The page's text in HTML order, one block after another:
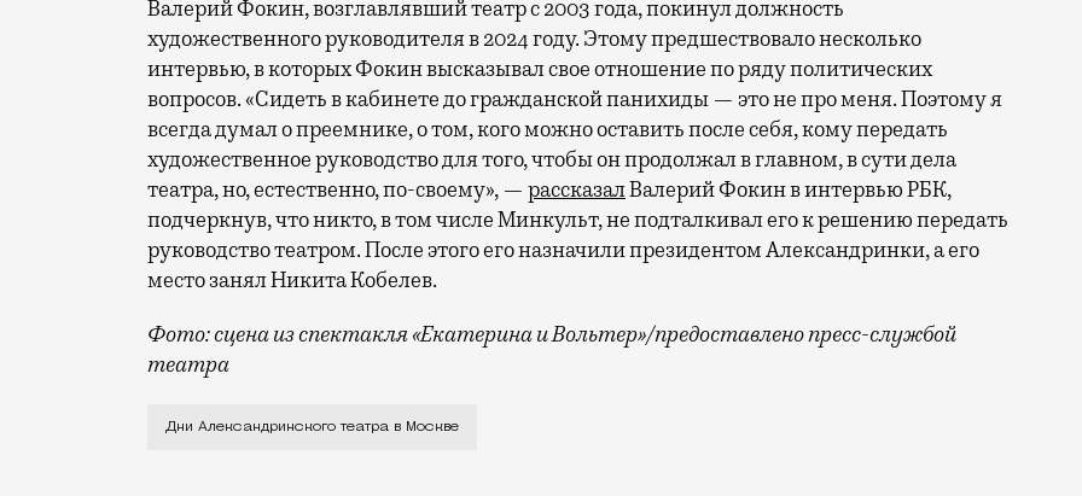
Валерий Фокин, возглавлявший театр с 2003 года, покинул должность
художественного руководителя в 2024 году. Этому предшествовало несколько
интервью, в которых Фокин высказывал свое отношение по ряду политических
вопросов. «Сидеть в кабинете до гражданской панихиды — это не про меня. Поэтому я
всегда думал о преемнике, о том, кого можно оставить после себя, кому передать
художественное руководство для того, чтобы он продолжал в главном, в сути дела
театра, но, естественно, по-своему», — рассказалВалерий Фокин в интервью РБК,
подчеркнув, что никто, в том числе Минкульт, не подталкивал его к решению передать
руководство театром. После этого его назначили президентом Александринки, а его
место занял Никита Кобелев.
Фото: сцена из спектакля «Екатерина и Вольтер»/предоставлено пресс-службой
театра
Сегодня начинаются Дни Александринского театра в Москве — большие гастроли
Дни Александринского театра в Москве